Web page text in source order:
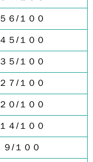
５６/１００
４５/１００
３５/１００
２７/１００
２０/１００
１４/１００
９/１００